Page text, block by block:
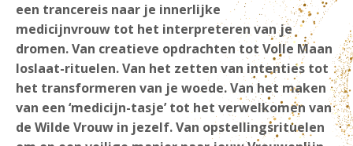
een trancereis naar je innerlijke
medicijnvrouw tot het interpreteren van je
dromen. Van creatieve opdrachten tot Volle Maan
loslaat-rituelen. Van het zetten van intenties tot
het transformeren van je woede. Van het maken
van een ‘medicijn-tasje’ tot het verwelkomen van
de Wilde Vrouw in jezelf. Van opstellingsrituelen